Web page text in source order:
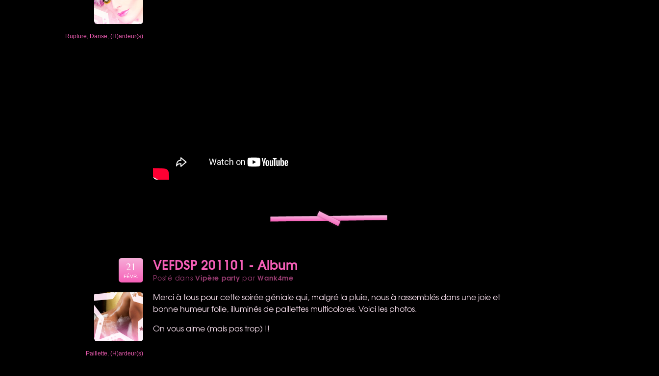
Rupture Danse (H)ardeur(s)
VEFDSP 201101 - Album
Posté dansVipère party parWank4me
21
FÉVR.
Paillette (H)ardeur(s)
Merci à tous pour cette soirée géniale qui, malgré la pluie, nous à rassemblés dans une joie et
bonne humeur folle, illuminés de paillettes multicolores. Voici les photos.
On vous aime (mais pas trop) !!